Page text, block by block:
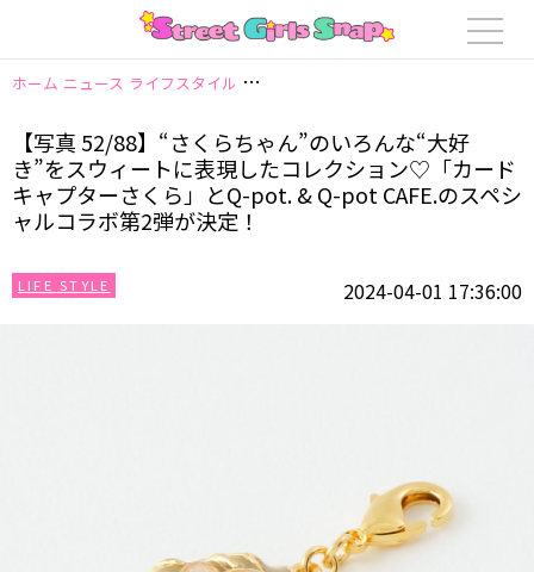
ホーム ニュース ライフスタイル 【写真 52/88】“さくらちゃん”のいろん
【写真 52/88】“さくらちゃん”のいろんな“大好
き”をスウィートに表現したコレクション♡「カード
キャプターさくら」とQ-pot. & Q-pot CAFE.のスペシ
ャルコラボ第2弾が決定！
LIFE STYLE 2024-04-01 17:36:00